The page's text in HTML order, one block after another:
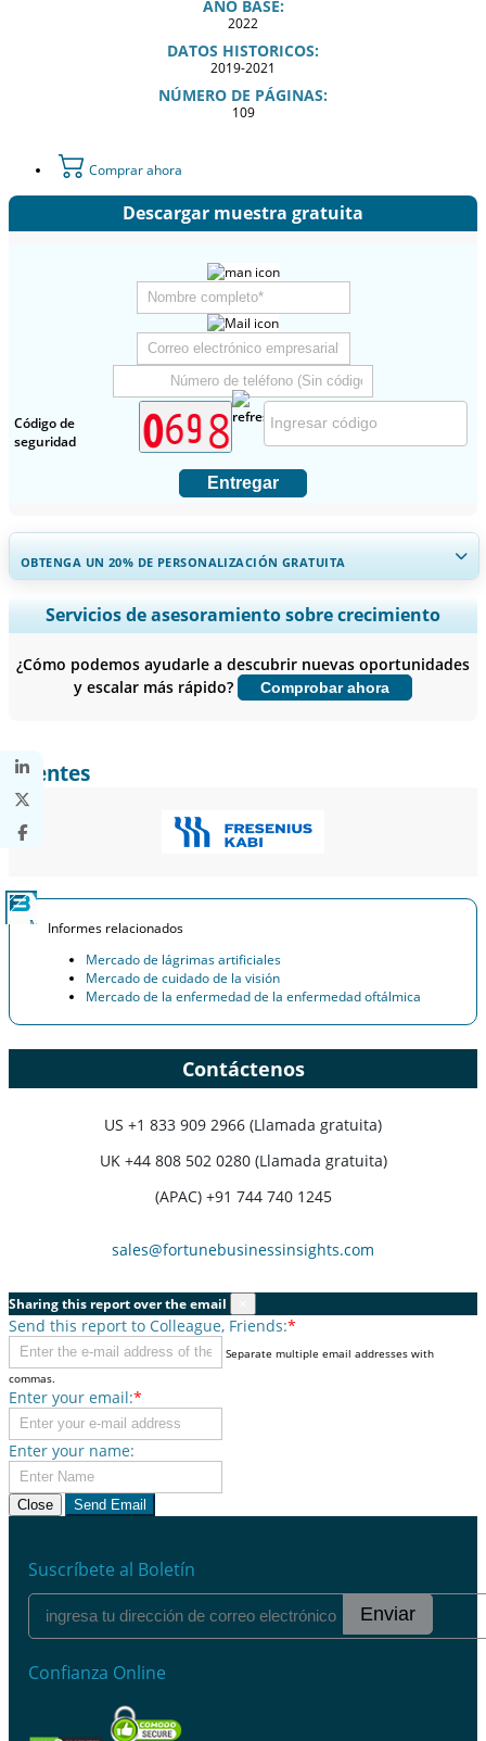
AÑO BASE:
2022
DATOS HISTORICOS:
2019-2021
NÚMERO DE PÁGINAS:
109
Comprar ahora
Descargar muestra gratuita
Código de
seguridad
Entregar
OBTENGA UN 20% DE PERSONALIZACIÓN GRATUITA
Ampliar la cobertura regional y por país, Análisis de segmentos,
Perfiles de empresas, Benchmarking competitivo, e información
Personalizar ahora
Servicios de asesoramiento sobre crecimiento
¿Cómo podemos ayudarle a descubrir nuevas oportunidades
y escalar más rápido?
Comprobar ahora
Clientes
Informes relacionados
Mercado de lágrimas artificiales
Mercado de cuidado de la visión
Mercado de la enfermedad de la enfermedad oftálmica
Contáctenos
US +1 833 909 2966 (Llamada gratuita)
UK +44 808 502 0280 (Llamada gratuita)
(APAC) +91 744 740 1245
sales@fortunebusinessinsights.com
Sharing this report over the email
Send this report to Colleague, Friends:*
Separate multiple email addresses with
commas.
Enter your email:*
Enter your name:
Close Send Email
Suscríbete al Boletín
Enviar
Confianza Online